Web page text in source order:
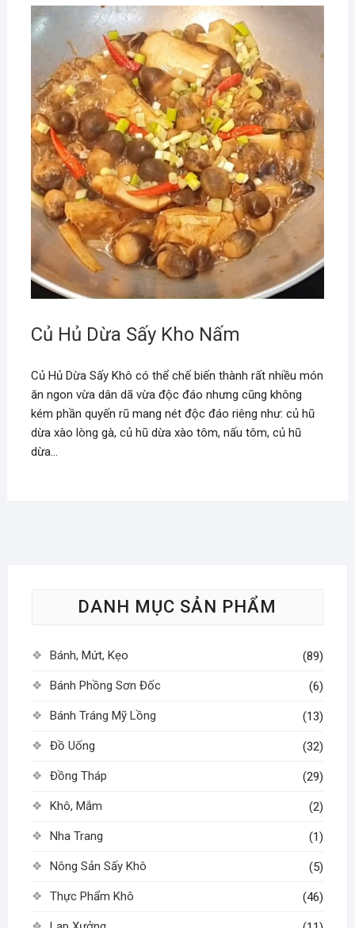
Củ Hủ Dừa Sấy Kho Nấm
Củ Hủ Dừa Sấy Khô có thể chế biến thành rất nhiều món
ăn ngon vừa dân dã vừa độc đáo nhưng cũng không
kém phần quyến rũ mang nét độc đáo riêng như: củ hũ
dừa xào lòng gà, củ hũ dừa xào tôm, nấu tôm, củ hũ
dừa…
DANH MỤC SẢN PHẨM
Bánh, Mứt, Kẹo (89)
Bánh Phồng Sơn Đốc (6)
Bánh Tráng Mỹ Lồng (13)
Đồ Uống (32)
Đồng Tháp (29)
Khô, Mắm (2)
Nha Trang (1)
Nông Sản Sấy Khô (5)
Thực Phẩm Khô (46)